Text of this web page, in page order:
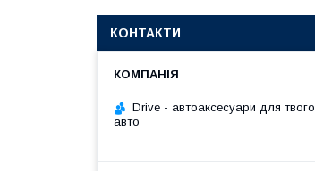
КОНТАКТИ
Drive - автоаксесуари для твого
авто